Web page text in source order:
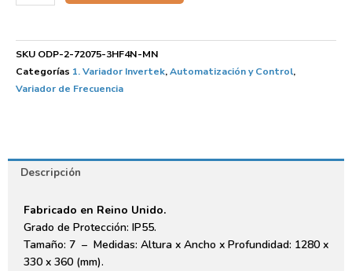
SKU ODP-2-72075-3HF4N-MN
Categorías 1. Variador Invertek,Automatización y Control,
Variador de Frecuencia
Descripción
Fabricado en Reino Unido.
Grado de Protección: IP55.
Tamaño: 7 – Medidas: Altura x Ancho x Profundidad: 1280 x
330 x 360 (mm).